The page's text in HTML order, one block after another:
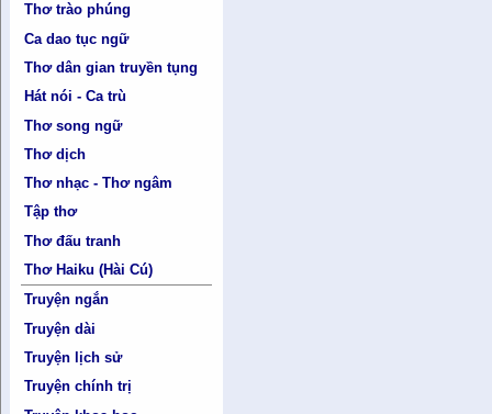
Thơ trào phúng
Ca dao tục ngữ
Thơ dân gian truyền tụng
Hát nói - Ca trù
Thơ song ngữ
Thơ dịch
Thơ nhạc - Thơ ngâm
Tập thơ
Thơ đấu tranh
Thơ Haiku (Hài Cú)
Truyện ngắn
Truyện dài
Truyện lịch sử
Truyện chính trị